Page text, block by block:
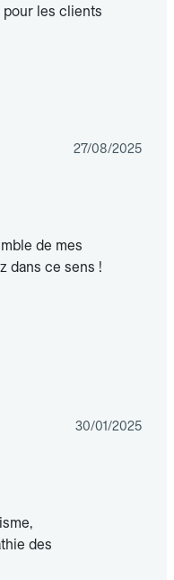
les clients
27/08/2025
de mes
dans ce sens !
30/01/2025
des